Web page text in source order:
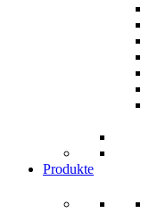
Produkte